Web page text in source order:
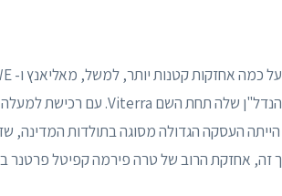
העסקה הגדולה מסוגה בתולדות המדינה,
זה, אחזקת הרוב של טרה פירמה קפיטל פרטנר